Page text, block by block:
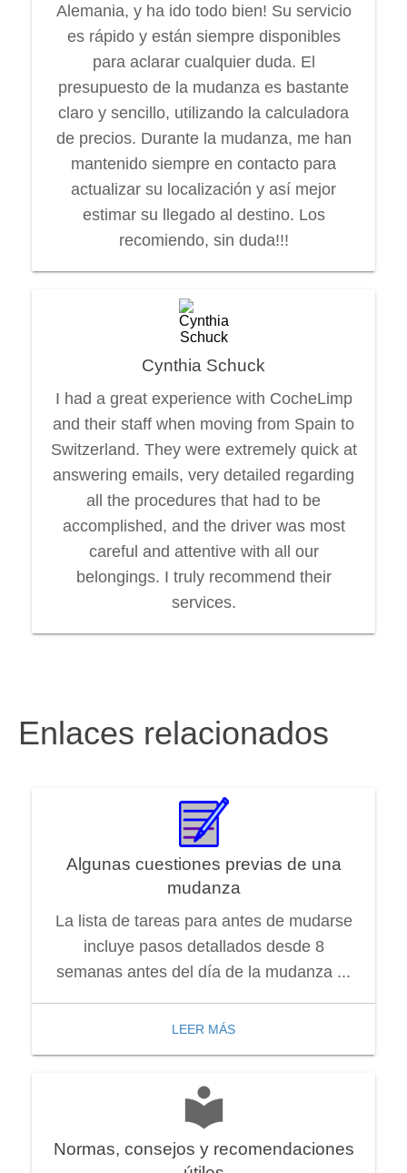
Alemania, y ha ido todo bien! Su servicio
es rápido y están siempre disponibles
para aclarar cualquier duda. El
presupuesto de la mudanza es bastante
claro y sencillo, utilizando la calculadora
de precios. Durante la mudanza, me han
mantenido siempre en contacto para
actualizar su localización y así mejor
estimar su llegado al destino. Los
recomiendo, sin duda!!!
Cynthia Schuck
I had a great experience with CocheLimp
and their staff when moving from Spain to
Switzerland. They were extremely quick at
answering emails, very detailed regarding
all the procedures that had to be
accomplished, and the driver was most
careful and attentive with all our
belongings. I truly recommend their
services.
Enlaces relacionados
Algunas cuestiones previas de una
mudanza
La lista de tareas para antes de mudarse
incluye pasos detallados desde 8
semanas antes del día de la mudanza ...
LEER MÁS
Normas, consejos y recomendaciones